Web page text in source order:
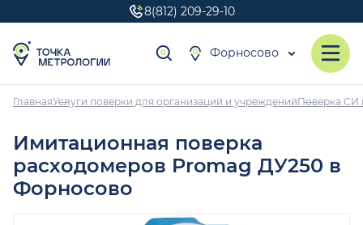
8(812) 209-29-10
Форносово
ГлавнаяУслуги поверки для организаций и учрежденийПоверка СИ
Имитационная поверка
расходомеров Promag ДУ250 в
Форносово